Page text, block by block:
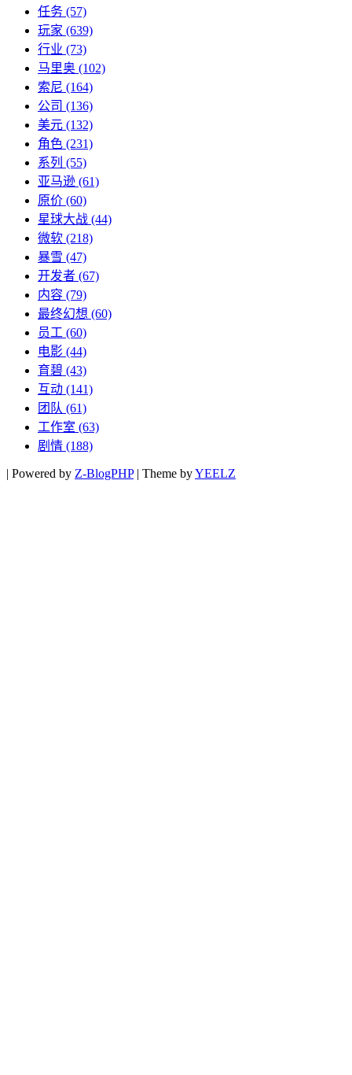
任务 (57)
玩家 (639)
行业 (73)
马里奥 (102)
索尼 (164)
公司 (136)
美元 (132)
角色 (231)
系列 (55)
亚马逊 (61)
原价 (60)
星球大战 (44)
微软 (218)
暴雪 (47)
开发者 (67)
内容 (79)
最终幻想 (60)
员工 (60)
电影 (44)
育碧 (43)
互动 (141)
团队 (61)
工作室 (63)
剧情 (188)
| Powered by Z-BlogPHP | Theme byYEELZ